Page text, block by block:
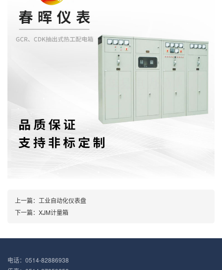
上一篇： 工业自动化仪表盘
下一篇： XJM计量箱
电话：0514-82886938